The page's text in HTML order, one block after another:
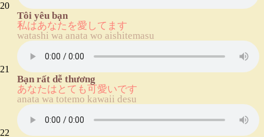
20
Tôi yêu bạn
私はあなたを愛してます
watashi wa anata wo aishitemasu
21
Bạn rất dễ thương
あなたはとても可愛いです
anata wa totemo kawaii desu
22